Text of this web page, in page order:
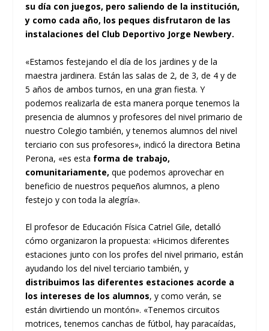
su día con juegos, pero saliendo de la institución,
y como cada año, los peques disfrutaron de las
instalaciones del Club Deportivo Jorge Newbery.
«Estamos festejando el día de los jardines y de la
maestra jardinera. Están las salas de 2, de 3, de 4 y de
5 años de ambos turnos, en una gran fiesta. Y
podemos realizarla de esta manera porque tenemos la
presencia de alumnos y profesores del nivel primario de
nuestro Colegio también, y tenemos alumnos del nivel
terciario con sus profesores», indicó la directora Betina
Perona, «es esta forma de trabajo,
comunitariamente, que podemos aprovechar en
beneficio de nuestros pequeños alumnos, a pleno
festejo y con toda la alegría».
El profesor de Educación Física Catriel Gile, detalló
cómo organizaron la propuesta: «Hicimos diferentes
estaciones junto con los profes del nivel primario, están
ayudando los del nivel terciario también, y
distribuimos las diferentes estaciones acorde a
los intereses de los alumnos, y como verán, se
están divirtiendo un montón». «Tenemos circuitos
motrices, tenemos canchas de fútbol, hay paracaídas,